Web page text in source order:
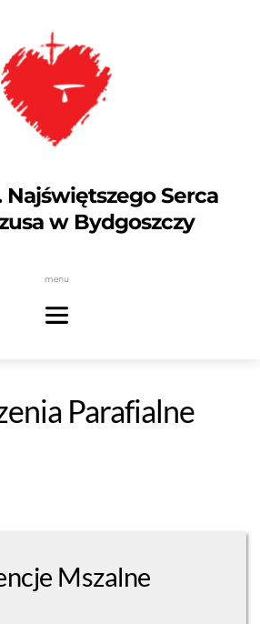
Najświętszego Serca
w Bydgoszczy
menu
Parafialne
Mszalne